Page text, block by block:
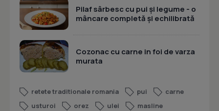
Pilaf sârbesc cu pui și legume - o
mâncare completă și echilibrată
Cozonac cu carne in foi de varza
murata
retete traditionale romania pui
carne
usturoi
orez ulei
masline